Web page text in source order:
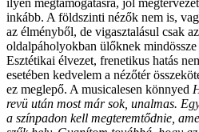
ilyen megtámogatásra, jól
inkább. A földszinti nézők nem is,
az élményből, de vigasztalásul csak
oldalpáholyokban ülőknek
Esztétikai élvezet, frenetikus hatás
esetében kedvelem a nézőtér
ez meglepő. A musicalesen könnyed
revü után most már sok, unalmas.
a színpadon kell megteremtődnie,